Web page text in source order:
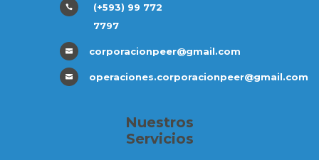

(+593) 99 772
7797
 corporacionpeer@gmail.com
 operaciones.corporacionpeer@gmail.com
Nuestros
Servicios